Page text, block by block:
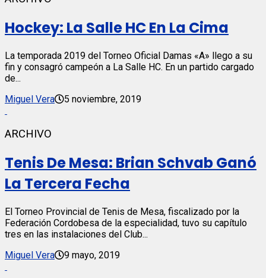
Hockey: La Salle HC En La Cima
La temporada 2019 del Torneo Oficial Damas «A» llego a su
fin y consagró campeón a La Salle HC. En un partido cargado
de...
Miguel Vera
5 noviembre, 2019
ARCHIVO
Tenis De Mesa: Brian Schvab Ganó
La Tercera Fecha
El Torneo Provincial de Tenis de Mesa, fiscalizado por la
Federación Cordobesa de la especialidad, tuvo su capítulo
tres en las instalaciones del Club...
Miguel Vera
9 mayo, 2019